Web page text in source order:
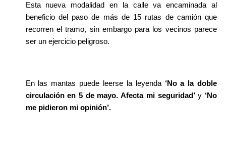
Esta nueva modalidad en la calle va encaminada al
beneficio del paso de más de 15 rutas de camión que
recorren el tramo, sin embargo para los vecinos parece
ser un ejercicio peligroso.
En las mantas puede leerse la leyenda ‘No a la doble
circulación en 5 de mayo. Afecta mi seguridad’ y ‘No
me pidieron mi opinión’.